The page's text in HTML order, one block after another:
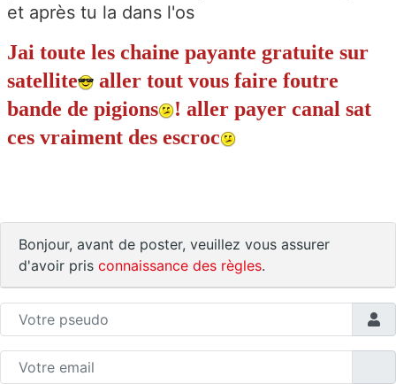
et après tu la dans l'os
Jai toute les chaine payante gratuite sur
satellite
aller tout vous faire foutre
bande de pigions
! aller payer canal sat
ces vraiment des escroc
Bonjour, avant de poster, veuillez vous assurer
d'avoir pris connaissance des règles.